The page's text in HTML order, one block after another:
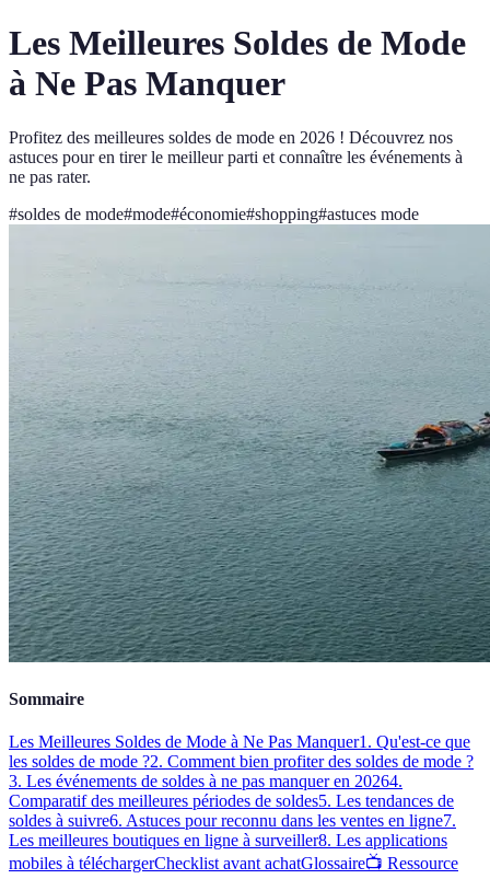
Les Meilleures Soldes de Mode
à Ne Pas Manquer
Profitez des meilleures soldes de mode en 2026 ! Découvrez nos
astuces pour en tirer le meilleur parti et connaître les événements à
ne pas rater.
#soldes de mode#mode#économie#shopping#astuces mode
Sommaire
Les Meilleures Soldes de Mode à Ne Pas Manquer1. Qu'est-ce que
les soldes de mode ?2. Comment bien profiter des soldes de mode ?
3. Les événements de soldes à ne pas manquer en 20264.
Comparatif des meilleures périodes de soldes5. Les tendances de
soldes à suivre6. Astuces pour reconnu dans les ventes en ligne7.
Les meilleures boutiques en ligne à surveiller8. Les applications
mobiles à téléchargerChecklist avant achatGlossaire📺 Ressource